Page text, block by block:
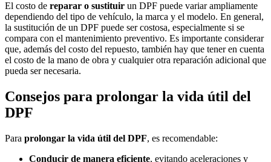
El costo de reparar o sustituir un DPF puede variar ampliamente
dependiendo del tipo de vehículo, la marca y el modelo. En general,
la sustitución de un DPF puede ser costosa, especialmente si se
compara con el mantenimiento preventivo. Es importante considerar
que, además del costo del repuesto, también hay que tener en cuenta
el costo de la mano de obra y cualquier otra reparación adicional que
pueda ser necesaria.
Consejos para prolongar la vida útil del
DPF
Para prolongar la vida útil del DPF, es recomendable:
Conducir de manera eficiente, evitando aceleraciones y